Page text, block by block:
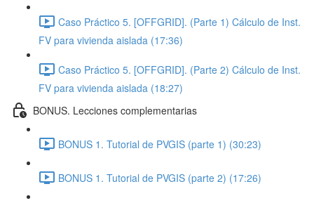
Caso Práctico 5. [OFFGRID]. (Parte 1) Cálculo de Inst.
FV para vivienda aislada (17:36)
Caso Práctico 5. [OFFGRID]. (Parte 2) Cálculo de Inst.
FV para vivienda aislada (18:27)
BONUS. Lecciones complementarias
BONUS 1. Tutorial de PVGIS (parte 1) (30:23)
BONUS 1. Tutorial de PVGIS (parte 2) (17:26)